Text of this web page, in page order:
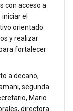
con acceso a
el
orientado
y realizar
fortalecer
a decano,
segunda
Mario
directora